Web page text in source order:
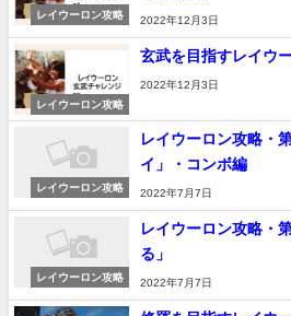
レイウーロン攻略
2022年12月3日
レイウーロン攻略
玄武を目指すレイウ
2022年12月3日
レイウーロン攻略
レイウーロン攻略・
イ」・コンボ編
2022年7月7日
レイウーロン攻略
レイウーロン攻略・
る」
2022年7月7日